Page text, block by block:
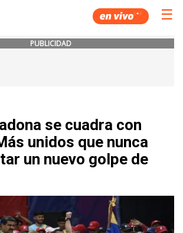
☰
PUBLICIDAD
se cuadra con
unidos que nunca
un nuevo golpe de